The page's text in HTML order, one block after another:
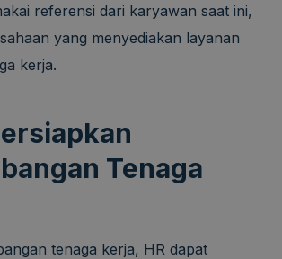
referensi dari karyawan saat ini,
yang menyediakan layanan
kerja.
Tenaga
tenaga kerja, HR dapat